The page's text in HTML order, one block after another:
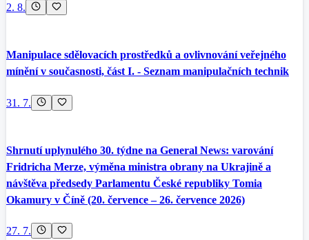
2. 8.
Manipulace sdělovacích prostředků a ovlivnování veřejného
mínění v současnosti, část I. - Seznam manipulačních technik
31. 7.
Shrnutí uplynulého 30. týdne na General News: varování
Fridricha Merze, výměna ministra obrany na Ukrajině a
návštěva předsedy Parlamentu České republiky Tomia
Okamury v Číně (20. července – 26. července 2026)
27. 7.